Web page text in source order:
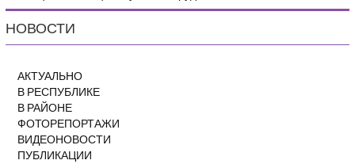
НОВОСТИ
АКТУАЛЬНО
В РЕСПУБЛИКЕ
В РАЙОНЕ
ФОТОРЕПОРТАЖИ
ВИДЕОНОВОСТИ
ПУБЛИКАЦИИ